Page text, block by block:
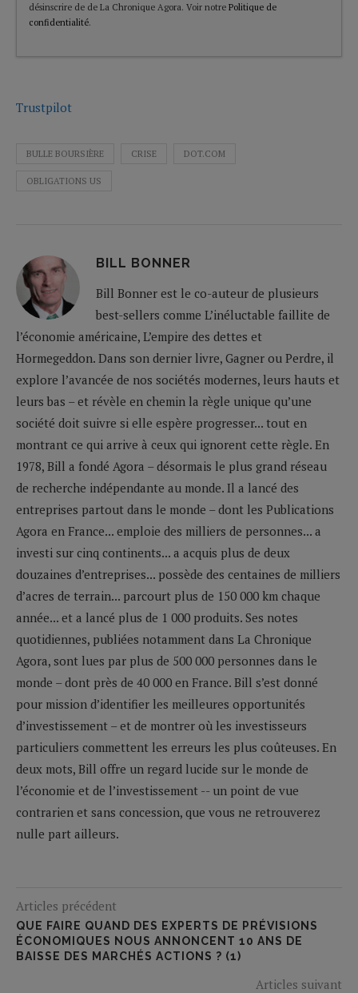
désinscrire de de La Chronique Agora. Voir notre Politique de
confidentialité.
Trustpilot
BULLE BOURSIÈRE CRISE DOT.COM
OBLIGATIONS US
BILL BONNER
Bill Bonner est le co-auteur de plusieurs
best-sellers comme L’inéluctable faillite de
l’économie américaine, L’empire des dettes et
Hormegeddon. Dans son dernier livre, Gagner ou Perdre, il
explore l’avancée de nos sociétés modernes, leurs hauts et
leurs bas – et révèle en chemin la règle unique qu’une
société doit suivre si elle espère progresser... tout en
montrant ce qui arrive à ceux qui ignorent cette règle. En
1978, Bill a fondé Agora – désormais le plus grand réseau
de recherche indépendante au monde. Il a lancé des
entreprises partout dans le monde – dont les Publications
Agora en France... emploie des milliers de personnes... a
investi sur cinq continents... a acquis plus de deux
douzaines d’entreprises... possède des centaines de milliers
d’acres de terrain... parcourt plus de 150 000 km chaque
année... et a lancé plus de 1 000 produits. Ses notes
quotidiennes, publiées notamment dans La Chronique
Agora, sont lues par plus de 500 000 personnes dans le
monde – dont près de 40 000 en France. Bill s’est donné
pour mission d’identifier les meilleures opportunités
d’investissement – et de montrer où les investisseurs
particuliers commettent les erreurs les plus coûteuses. En
deux mots, Bill offre un regard lucide sur le monde de
l’économie et de l’investissement -- un point de vue
contrarien et sans concession, que vous ne retrouverez
nulle part ailleurs.
Articles précédent
QUE FAIRE QUAND DES EXPERTS DE PRÉVISIONS
ÉCONOMIQUES NOUS ANNONCENT 10 ANS DE
BAISSE DES MARCHÉS ACTIONS ? (1)
Articles suivant